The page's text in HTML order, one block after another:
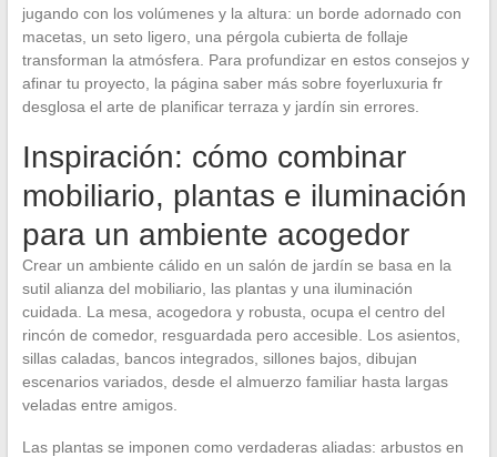
jugando con los volúmenes y la altura: un borde adornado con
macetas, un seto ligero, una pérgola cubierta de follaje
transforman la atmósfera. Para profundizar en estos consejos y
afinar tu proyecto, la página saber más sobre foyerluxuria fr
desglosa el arte de planificar terraza y jardín sin errores.
Inspiración: cómo combinar
mobiliario, plantas e iluminación
para un ambiente acogedor
Crear un ambiente cálido en un salón de jardín se basa en la
sutil alianza del mobiliario, las plantas y una iluminación
cuidada. La mesa, acogedora y robusta, ocupa el centro del
rincón de comedor, resguardada pero accesible. Los asientos,
sillas caladas, bancos integrados, sillones bajos, dibujan
escenarios variados, desde el almuerzo familiar hasta largas
veladas entre amigos.
Las plantas se imponen como verdaderas aliadas: arbustos en